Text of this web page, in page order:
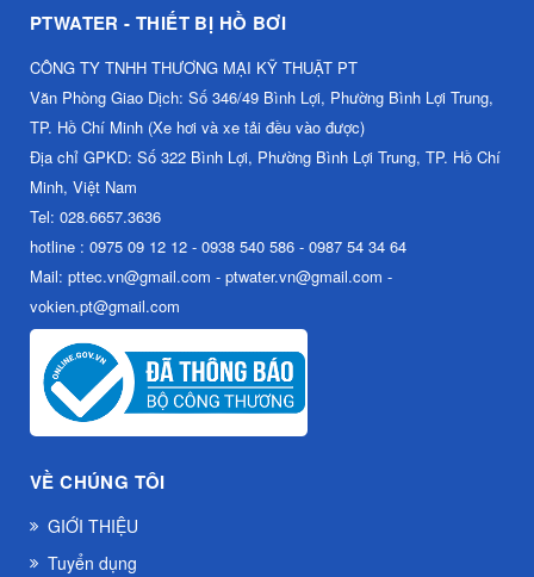
PTWATER - THIẾT BỊ HỒ BƠI
CÔNG TY TNHH THƯƠNG MẠI KỸ THUẬT PT
Văn Phòng Giao Dịch: Số 346/49 Bình Lợi, Phường Bình Lợi Trung,
TP. Hồ Chí Minh (Xe hơi và xe tải đều vào được)
Địa chỉ GPKD: Số 322 Bình Lợi, Phường Bình Lợi Trung, TP. Hồ Chí
Minh, Việt Nam
Tel: 028.6657.3636
hotline : 0975 09 12 12 - 0938 540 586 - 0987 54 34 64
Mail: pttec.vn@gmail.com - ptwater.vn@gmail.com -
vokien.pt@gmail.com
VỀ CHÚNG TÔI
GIỚI THIỆU
Tuyển dụng